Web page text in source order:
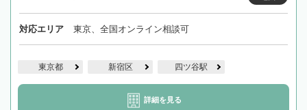
対応エリア 東京、全国オンライン相談可
東京都 新宿区 四ツ谷駅
詳細を見る